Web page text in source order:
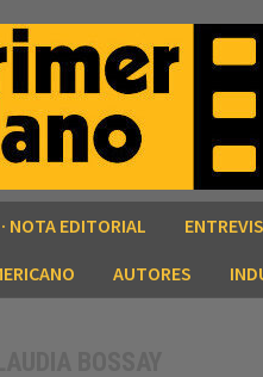
NOTA EDITORIAL
AUTORES